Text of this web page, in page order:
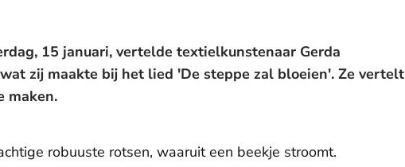
15 januari, vertelde textielkunstenaar Gerda
zij maakte bij het lied 'De steppe zal bloeien'. Ze vertelt
maken.
robuuste rotsen, waaruit een beekje stroomt.